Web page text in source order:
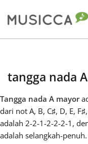
Български
Dansk
tangga nada
Tangga nada A mayor
dari not A, B, C♯, D, E, F♯
adalah 2-2-1-2-2-2-1,
adalah selangkah-penuh.